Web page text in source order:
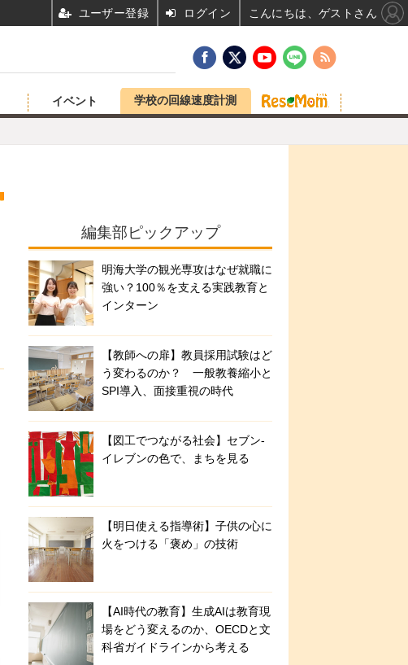
イベント 学校の回線速度計測
編集部ピックアップ
明海大学の観光専攻はなぜ就職に
強い？100％を支える実践教育と
インターン
【教師への扉】教員採用試験はど
う変わるのか？ 一般教養縮小と
SPI導入、面接重視の時代
【図工でつながる社会】セブン‐
イレブンの色で、まちを見る
【明日使える指導術】子供の心に
火をつける「褒め」の技術
【AI時代の教育】生成AIは教育現
場をどう変えるのか、OECDと文
科省ガイドラインから考える
ユーザー登録 ログイン こんにちは、ゲストさん